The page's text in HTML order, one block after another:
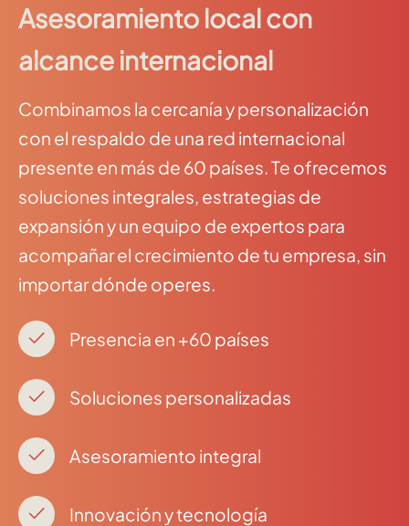
Asesoramiento local con
alcance internacional
Combinamos la cercanía y personalización
con el respaldo de una red internacional
presente en más de 60 países. Te ofrecemos
soluciones integrales, estrategias de
expansión y un equipo de expertos para
acompañar el crecimiento de tu empresa, sin
importar dónde operes.
Presencia en +60 países
Soluciones personalizadas
Asesoramiento integral
Innovación y tecnología